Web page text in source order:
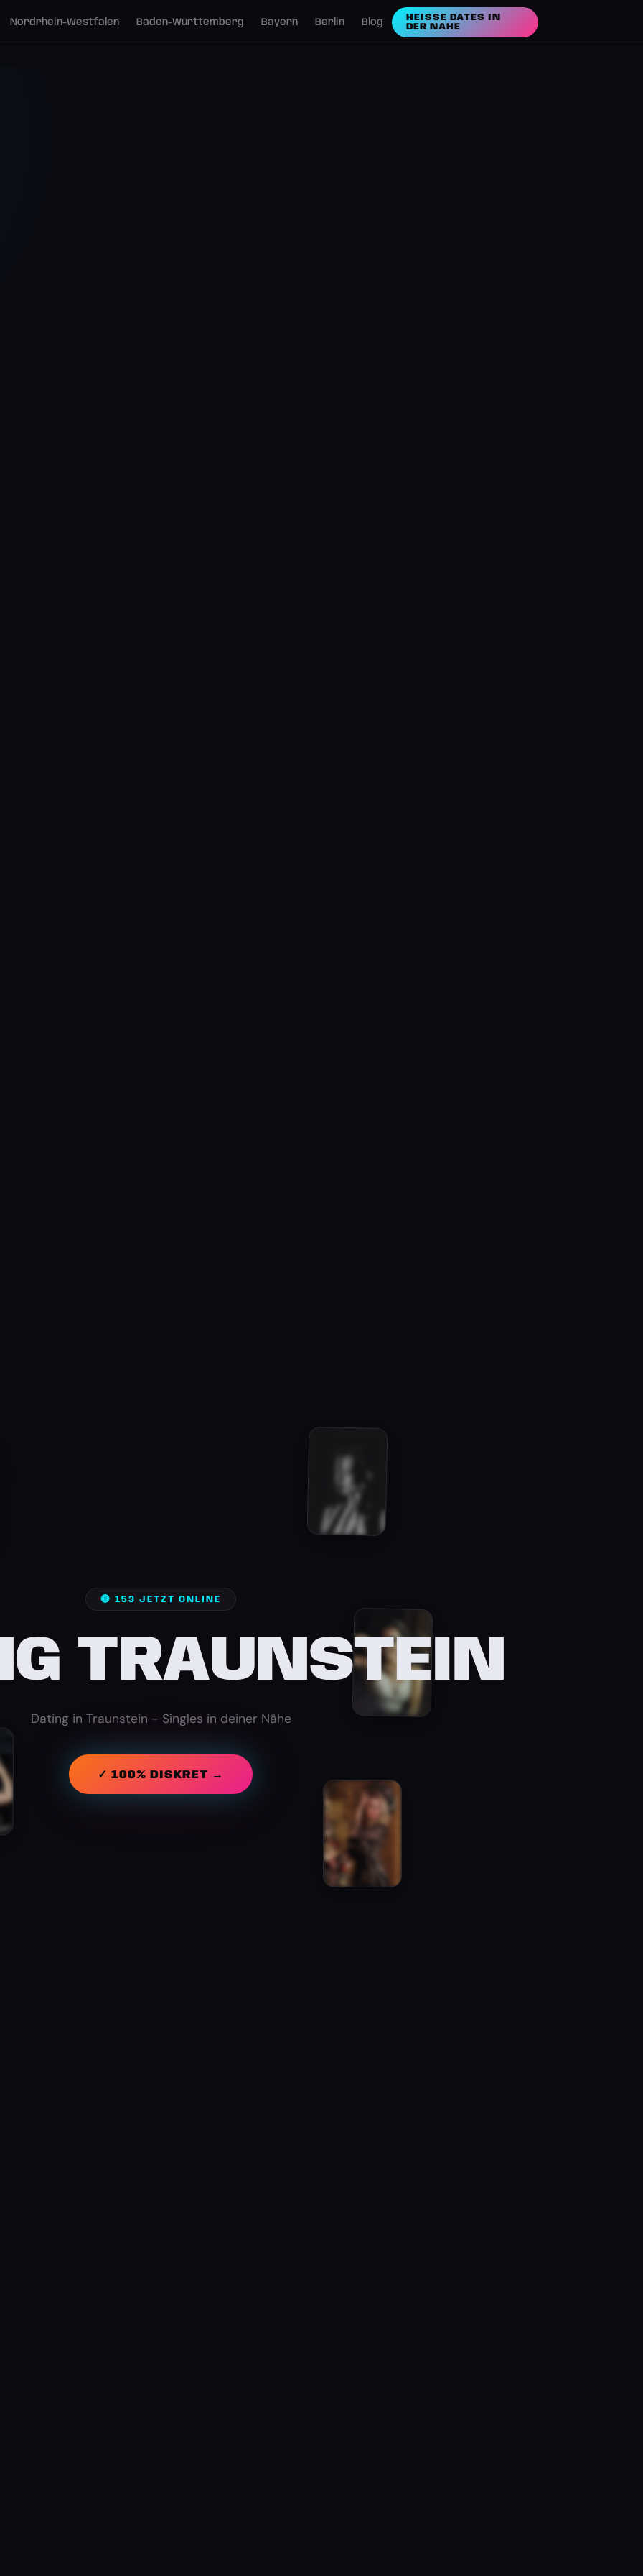
Nordrhein-Westfalen Baden-Württemberg Bayern Berlin Blog
HEISSE DATES IN D
ER NÄHE
🔴 153 JETZT ONLINE
TRAUNSTEIN
Dating in Traunstein - Singles in deiner Nähe
✓ 100% DISKRET →